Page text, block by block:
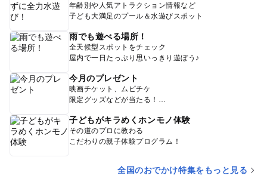
年齢別や人気アトラクション情報など
子ども大満足のプール＆水遊びスポット
雨でも遊べる場所！
全天候型スポットをチェック
屋内で一日たっぷり思いっきり遊ぼう♪
今月のプレゼント
映画チケット、ムビチケ
限定グッズなどが当たる！
子どもがキラめくホンモノ体験
その道のプロに教わる
こだわりの親子体験プログラム！
全国のおでかけ特集をもっと見る